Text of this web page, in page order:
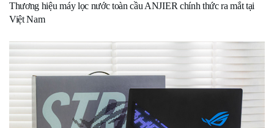
Thương hiệu máy lọc nước toàn cầu ANJIER chính thức ra mắt tại
Việt Nam